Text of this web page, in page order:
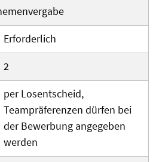
Erforderlich
2
per Losentscheid,
Teampräferenzen dürfen bei
der Bewerbung angegeben
werden